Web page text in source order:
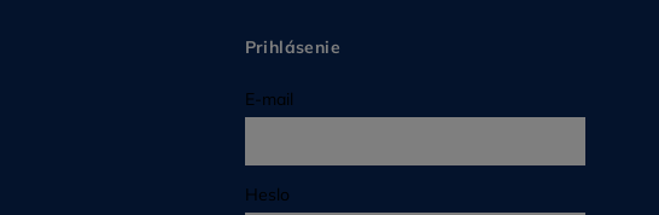
Prihlásenie
E-mail
Heslo